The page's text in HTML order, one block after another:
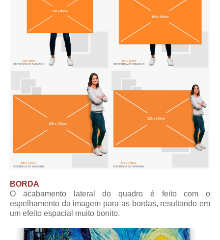
BORDA
O acabamento lateral do quadro é feito com o
espelhamento da imagem para as bordas, resultando em
um efeito espacial muito bonito.